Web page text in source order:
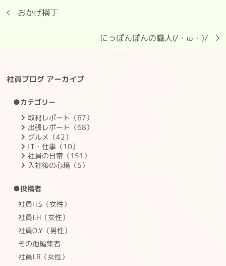
おかげ横丁
にっぽんぽんの職人(/・ω・)/
社員ブログ アーカイブ
●カテゴリー
取材レポート（67）
出張レポート（68）
グルメ（42）
IT・仕事（10）
社員の日常（151）
入社後の心境（5）
●投稿者
社員H.S（女性）
社員I.H（女性）
社員O.Y（男性）
その他編集者
社員I.R（女性）